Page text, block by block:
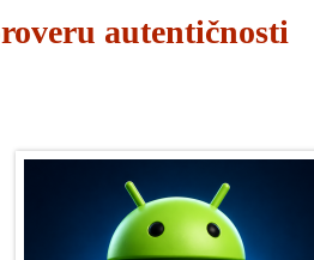
autentičnosti